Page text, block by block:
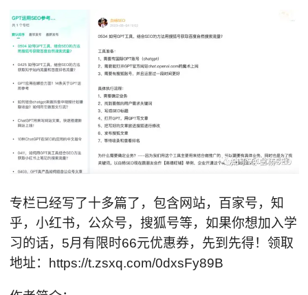
专栏已经写了十多篇了，包含网站，百家号，知
乎，小红书，公众号，搜狐号等，如果你想加入学
习的话，5月有限时66元优惠券，先到先得！领取
地址：https://t.zsxq.com/0dxsFy89B